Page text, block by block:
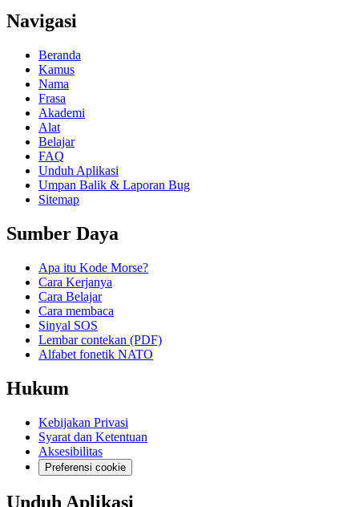
Navigasi
Beranda
Kamus
Nama
Frasa
Akademi
Alat
Belajar
FAQ
Unduh Aplikasi
Umpan Balik & Laporan Bug
Sitemap
Sumber Daya
Apa itu Kode Morse?
Cara Kerjanya
Cara Belajar
Cara membaca
Sinyal SOS
Lembar contekan (PDF)
Alfabet fonetik NATO
Hukum
Kebijakan Privasi
Syarat dan Ketentuan
Aksesibilitas
Preferensi cookie
Unduh Aplikasi